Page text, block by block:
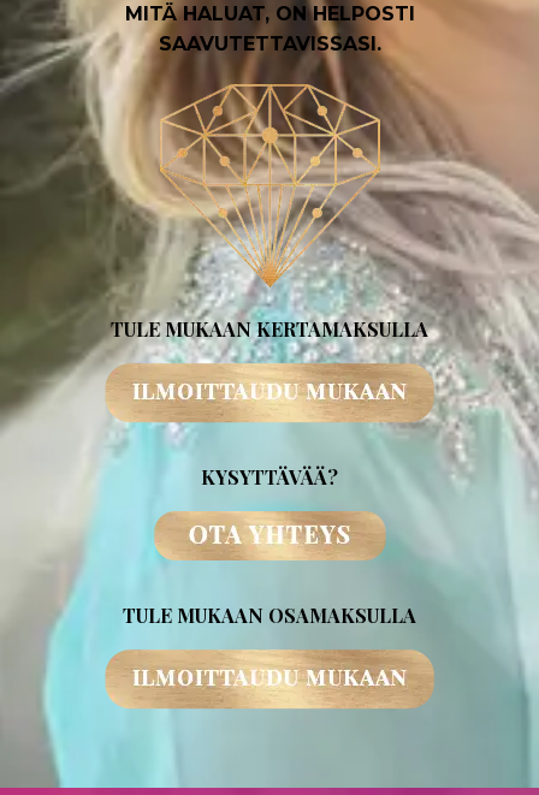
MITÄ HALUAT, ON HELPOSTI
SAAVUTETTAVISSASI.
TULE MUKAAN KERTAMAKSULLA
KYSYTTÄVÄÄ?
TULE MUKAAN OSAMAKSULLA